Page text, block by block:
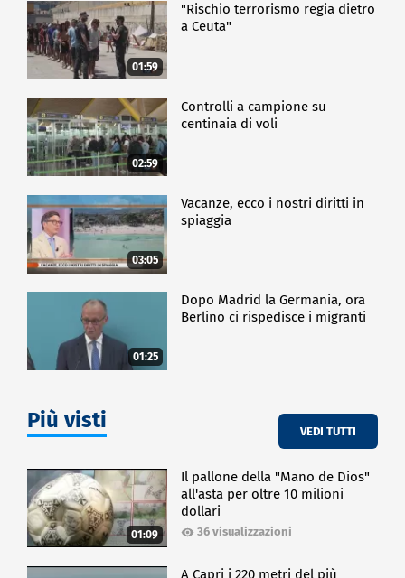
01:59
"Rischio terrorismo regia dietro
a Ceuta"
02:59
Controlli a campione su
centinaia di voli
03:05
Vacanze, ecco i nostri diritti in
spiaggia
01:25
Dopo Madrid la Germania, ora
Berlino ci rispedisce i migranti
Più visti VEDI TUTTI
01:09
Il pallone della "Mano de Dios"
all'asta per oltre 10 milioni
dollari
36 visualizzazioni
A Capri i 220 metri del più